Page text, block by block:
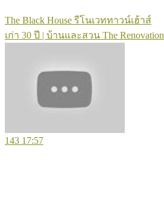
The Black House รีโนเวททาวน์เฮ้าส์
เก่า 30 ปี | บ้านและสวน The Renovation
143 17:57